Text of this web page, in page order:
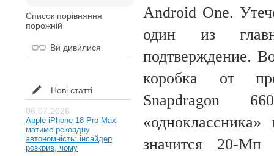
Список порівняння
порожній
Ви дивилися
Нові статті
06.07.2026
Apple iPhone 18 Pro Max
матиме рекордну
автономність: інсайдер
розкрив, чому
Android One.
один из
подтверждение.
коробка от
Snapdragon
значится 20-Мп